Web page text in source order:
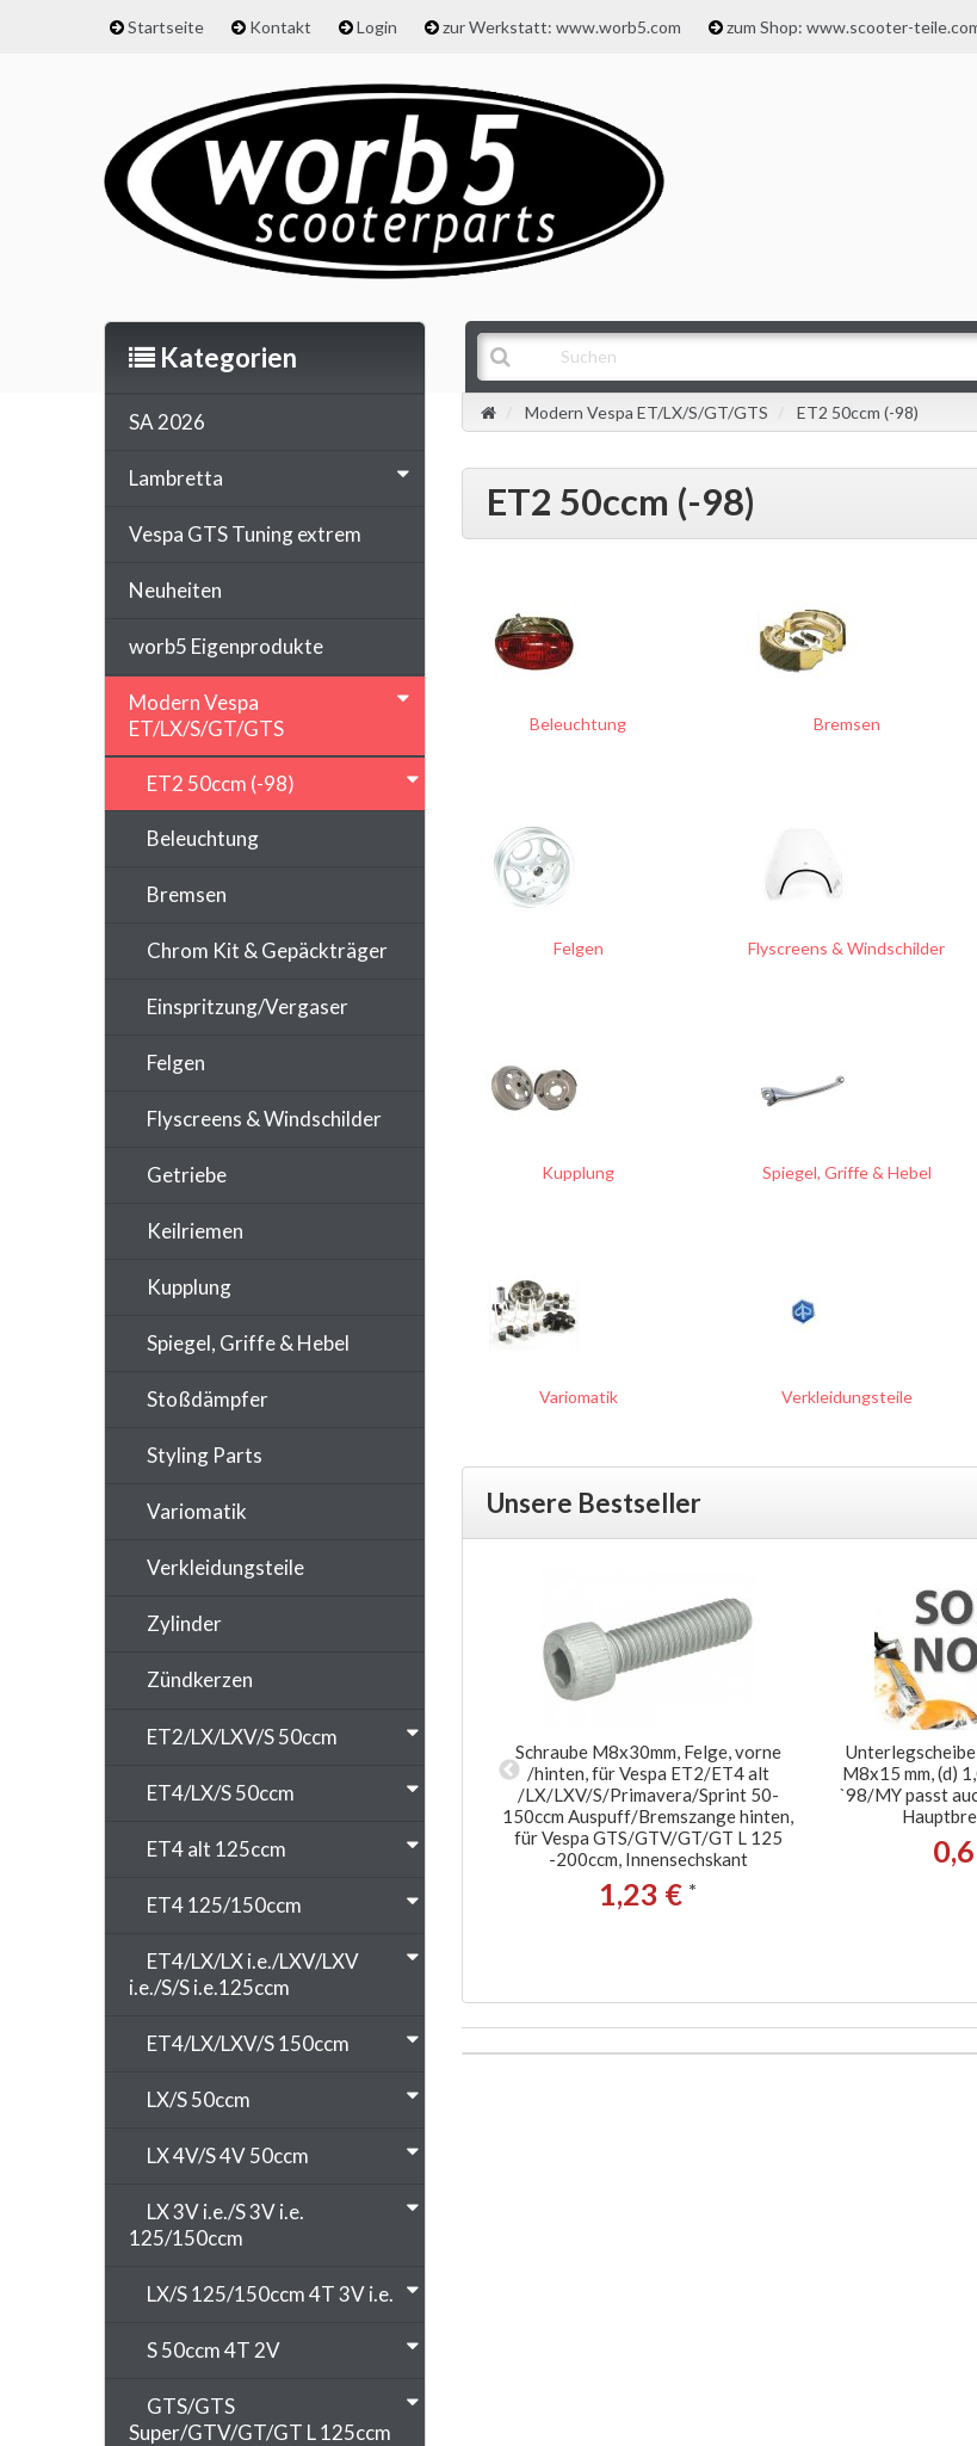
Startseite Kontakt Login zur Werkstatt: www.worb5.com zum Shop: www.scooter-
Modern Vespa ET/LX/S/GT/GTS ET2 50ccm (-98)
ET2 50ccm (-98)
Beleuchtung Bremsen
Felgen Flyscreens & Windschilder
Kupplung Spiegel, Griffe & Hebel
Variomatik Verkleidungsteile
Unsere Bestseller
Gepäckträger vorne, CUPPINI für
Gepäckauflage: 38x25cm, klappbar
Schraube M8x30mm, Felge, vorne
/hinten, für Vespa ET2/ET4 alt
/LX/LXV/S/Primavera/Sprint 50-
150ccm Auspuff/Bremszange hinten,
für Vespa GTS/GTV/GT/GT L 125
-200ccm, Innensechskant
1,23 € *
Unterlegscheibe
M8x15 mm, (d)
`98/MY passt
Kategorien
SA 2026
Lambretta
Vespa GTS Tuning extrem
Neuheiten
worb5 Eigenprodukte
Modern Vespa
ET/LX/S/GT/GTS
ET2 50ccm (-98)
Beleuchtung
Bremsen
Chrom Kit & Gepäckträger
Einspritzung/Vergaser
Felgen
Flyscreens & Windschilder
Getriebe
Keilriemen
Kupplung
Spiegel, Griffe & Hebel
Stoßdämpfer
Styling Parts
Variomatik
Verkleidungsteile
Zylinder
Zündkerzen
ET2/LX/LXV/S 50ccm
ET4/LX/S 50ccm
ET4 alt 125ccm
ET4 125/150ccm
ET4/LX/LX i.e./LXV/LXV
i.e./S/S i.e.125ccm
ET4/LX/LXV/S 150ccm
LX/S 50ccm
LX 4V/S 4V 50ccm
LX 3V i.e./S 3V i.e.
125/150ccm
LX/S 125/150ccm 4T 3V i.e.
S 50ccm 4T 2V
GTS/GTS
Super/GTV/GT/GT L 125ccm